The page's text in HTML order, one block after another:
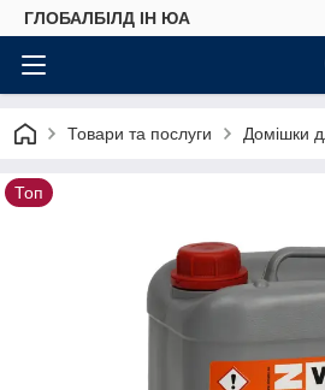
ГЛОБАЛБІЛД ІН ЮА
Товари та послуги Домішки
Топ